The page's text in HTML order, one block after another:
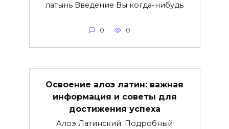
латынь Введение Вы когда-нибудь
0 0
Освоение алоэ латин: важная
информация и советы для
достижения успеха
Алоэ Латинский: Подробный